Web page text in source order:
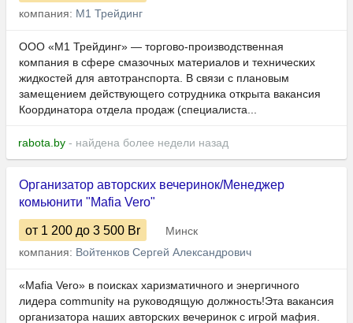
компания: М1 Трейдинг
ООО «М1 Трейдинг» — торгово-производственная
компания в сфере смазочных материалов и технических
жидкостей для автотранспорта. В связи с плановым
замещением действующего сотрудника открыта вакансия
Координатора отдела продаж (специалиста...
rabota.by - найдена более недели назад
Организатор авторских вечеринок/Менеджер
комьюнити "Mafia Vero"
от 1 200 до 3 500 Br
Минск
компания: Войтенков Сергей Александрович
«Mafia Vero» в поисках харизматичного и энергичного
лидера community на руководящую должность!Эта вакансия
организатора наших авторских вечеринок с игрой мафия.